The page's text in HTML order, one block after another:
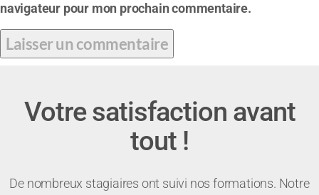
navigateur pour mon prochain commentaire.
Votre satisfaction avant
tout !
De nombreux stagiaires ont suivi nos formations. Notre